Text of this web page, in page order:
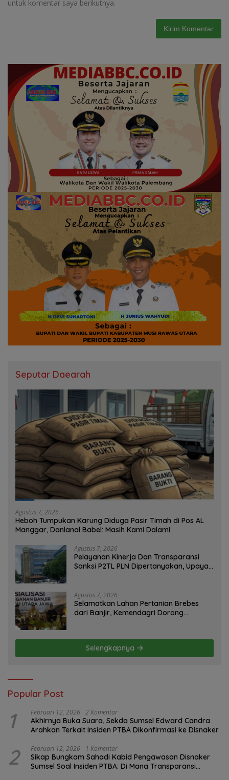
untuk komentar saya berikutnya.
Seputar Daearah
Agustus 7, 2026
Heboh Tumpukan Karung Diduga Pasir Timah di Pos AL
Manggar, Danlanal Babel: Masih Kami Dalami
Agustus 7, 2026
Pelayanan Kinerja Dan Transparansi
Sanksi P2TL PLN Dipertanyakan, Upaya
Agustus 7, 2026
Selamatkan Lahan Pertanian Brebes
dari Banjir, Kemendagri Dorong
Selengkapnya
Popular Post
1 Februari 12, 2026 2 Komentar
Akhirnya Buka Suara, Sekda Sumsel Edward Candra
Arahkan Terkait Insiden PTBA Dikonfirmasi ke Disnaker
2 Februari 12, 2026 1 Komentar
Sikap Bungkam Sahadi Kabid Pengawasan Disnaker
Sumsel Soal Insiden PTBA: Di Mana Transparansi